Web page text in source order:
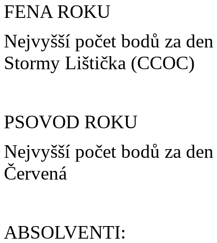
FENA ROKU
Nejvyšší počet bodů za
Stormy Lištička (CCOC)
PSOVOD ROKU
Nejvyšší počet bodů za
Červená
ABSOLVENTI: